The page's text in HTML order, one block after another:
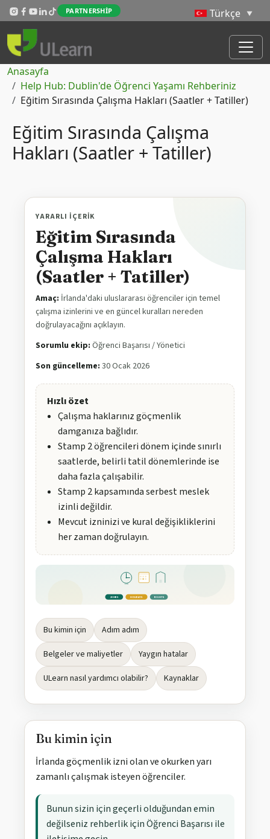
Skip to main content
PARTNERSHIP
Sayfa yolu
Anasayfa
Help Hub: Dublin'de Öğrenci Yaşamı Rehberiniz
Eğitim Sırasında Çalışma Hakları (Saatler + Tatiller)
Eğitim Sırasında Çalışma
Hakları (Saatler + Tatiller)
YARARLI İÇERIK
Eğitim Sırasında
Çalışma Hakları
(Saatler + Tatiller)
Amaç: İrlanda'daki uluslararası öğrenciler için temel
çalışma izinlerini ve en güncel kuralları nereden
doğrulayacağını açıklayın.
Sorumlu ekip: Öğrenci Başarısı / Yönetici
Son güncelleme: 30 Ocak 2026
Hızlı özet
Çalışma haklarınız göçmenlik
damganıza bağlıdır.
Stamp 2 öğrencileri dönem içinde sınırlı
saatlerde, belirli tatil dönemlerinde ise
daha fazla çalışabilir.
Stamp 2 kapsamında serbest meslek
izinli değildir.
Mevcut izninizi ve kural değişikliklerini
her zaman doğrulayın.
20h
20 HRS HOLIDAYS RIGHTS
Bu kimin için
Adım adım
Belgeler ve maliyetler
Yaygın hatalar
ULearn nasıl yardımcı olabilir?
Kaynaklar
Bu kimin için
İrlanda göçmenlik izni olan ve okurken yarı
zamanlı çalışmak isteyen öğrenciler.
Bunun sizin için geçerli olduğundan emin
değilseniz rehberlik için Öğrenci Başarısı ile